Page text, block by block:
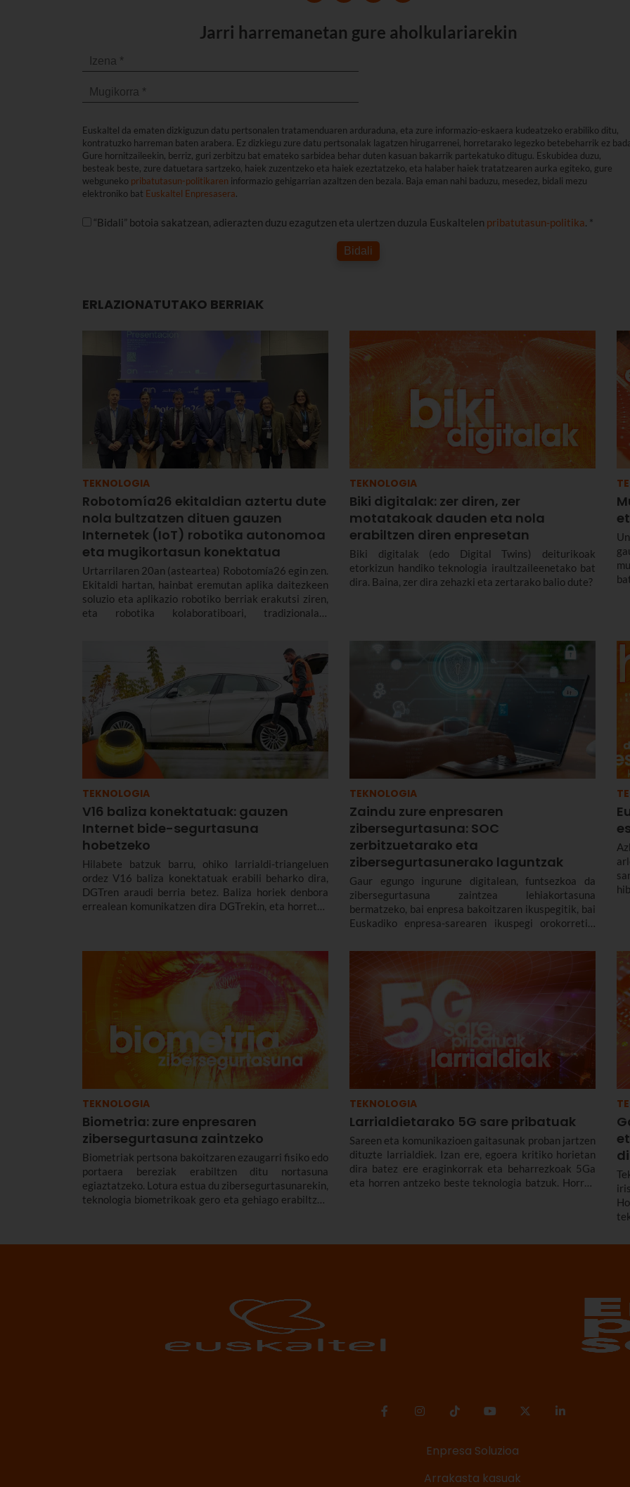
Jarri harremanetan gure aholkulariarekin
Euskaltel da ematen dizkiguzun datu pertsonalen tratamenduaren arduraduna, eta zure informazio-eskaera kudeatzeko erabiliko ditu,
kontratuzko harreman baten arabera. Ez dizkiegu zure datu pertsonalak lagatzen hirugarrenei, horretarako legezko betebeharrik ez
Gure hornitzaileekin, berriz, guri zerbitzu bat emateko sarbidea behar duten kasuan bakarrik partekatuko ditugu. Eskubidea duzu,
besteak beste, zure datuetara sartzeko, haiek zuzentzeko eta haiek ezeztatzeko, eta halaber haiek tratatzearen aurka egiteko, gure
webguneko pribatutasun-politikaren informazio gehigarrian azaltzen den bezala. Baja eman nahi baduzu, mesedez, bidali mezu
elektroniko bat Euskaltel Enpresasera.
“Bidali” botoia sakatzean, adierazten duzu ezagutzen eta ulertzen duzula Euskaltelen pribatutasun-politika. *
Bidali
ERLAZIONATUTAKO BERRIAK
TEKNOLOGIA
Robotomía26 ekitaldian aztertu dute
nola bultzatzen dituen gauzen
Internetek (IoT) robotika autonomoa
eta mugikortasun konektatua
Urtarrilaren 20an (asteartea) Robotomía26 egin zen.
Ekitaldi hartan, hainbat eremutan aplika daitezkeen
soluzio eta aplikazio robotiko berriak erakutsi ziren,
eta robotika kolaboratiboari, tradizionalari,
TEKNOLOGIA
Biki digitalak: zer diren, zer
motatakoak dauden eta nola
erabiltzen diren enpresetan
Biki digitalak (edo Digital Twins) deiturikoak
etorkizun handiko teknologia iraultzaileenetako bat
dira. Baina, zer dira zehazki eta zertarako balio dute?
TEKNOLOGIA
V16 baliza konektatuak: gauzen
Internet bide-segurtasuna
hobetzeko
Hilabete batzuk barru, ohiko larrialdi-triangeluen
ordez V16 baliza konektatuak erabili beharko dira,
DGTren araudi berria betez. Baliza horiek denbora
errealean komunikatzen dira DGTrekin, eta horretan
TEKNOLOGIA
Zaindu zure enpresaren
zibersegurtasuna: SOC
zerbitzuetarako eta
zibersegurtasunerako laguntzak
Gaur egungo ingurune digitalean, funtsezkoa da
zibersegurtasuna zaintzea lehiakortasuna
bermatzeko, bai enpresa bakoitzaren ikuspegitik, bai
Euskadiko enpresa-sarearen ikuspegi orokorretik.
Garapenerako Euskal Agentziak) martxan dituenak
bezalako laguntza-lerroak.
TEKNOLOGIA
Biometria: zure enpresaren
zibersegurtasuna zaintzeko
Biometriak pertsona bakoitzaren ezaugarri fisiko edo
portaera bereziak erabiltzen ditu nortasuna
egiaztatzeko. Lotura estua du zibersegurtasunarekin,
teknologia biometrikoak gero eta gehiago erabiltzen
TEKNOLOGIA
Larrialdietarako 5G sare pribatuak
Sareen eta komunikazioen gaitasunak proban jartzen
dituzte larrialdiek. Izan ere, egoera kritiko horietan
dira batez ere eraginkorrak eta beharrezkoak 5Ga
eta horren antzeko beste teknologia batzuk. Horren
Enpresa Soluzioa
Arrakasta kasuak